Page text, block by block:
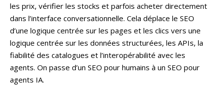
les prix, vérifier les stocks et parfois acheter directement
dans l’interface conversationnelle. Cela déplace le SEO
d’une logique centrée sur les pages et les clics vers une
logique centrée sur les données structurées, les APIs, la
fiabilité des catalogues et l’interopérabilité avec les
agents. On passe d’un SEO pour humains à un SEO pour
agents IA.